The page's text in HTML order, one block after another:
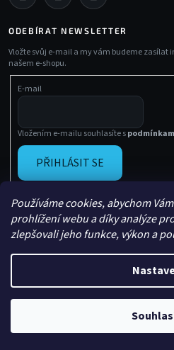
Používáme cookies, abychom
prohlížení webu a díky analýze
zlepšovali jeho funkce, výkon a
ODEBÍRAT NEWSLETTER
Vložte svůj e-mail a my vám budeme zasílat
našem e-shopu.
E-mail
Vložením e-mailu souhlasíte s
PŘIHLÁSIT SE
Vytvořil
Copyright 2026Sachasport.
UpravilLe